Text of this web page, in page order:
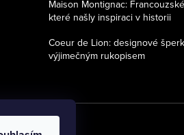
Maison Montignac:
které našly inspiraci v historii
Coeur de Lion: designové
výjimečným rukopisem